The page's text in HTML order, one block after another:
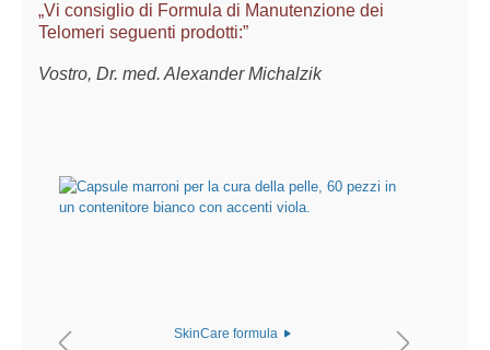
„Vi consiglio di Formula di Manutenzione dei
Telomeri seguenti prodotti:”
Vostro, Dr. med. Alexander Michalzik
SkinCare formula